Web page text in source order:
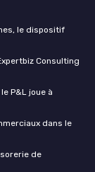
le dispositif
Consulting
P&L joue à
dans le
de